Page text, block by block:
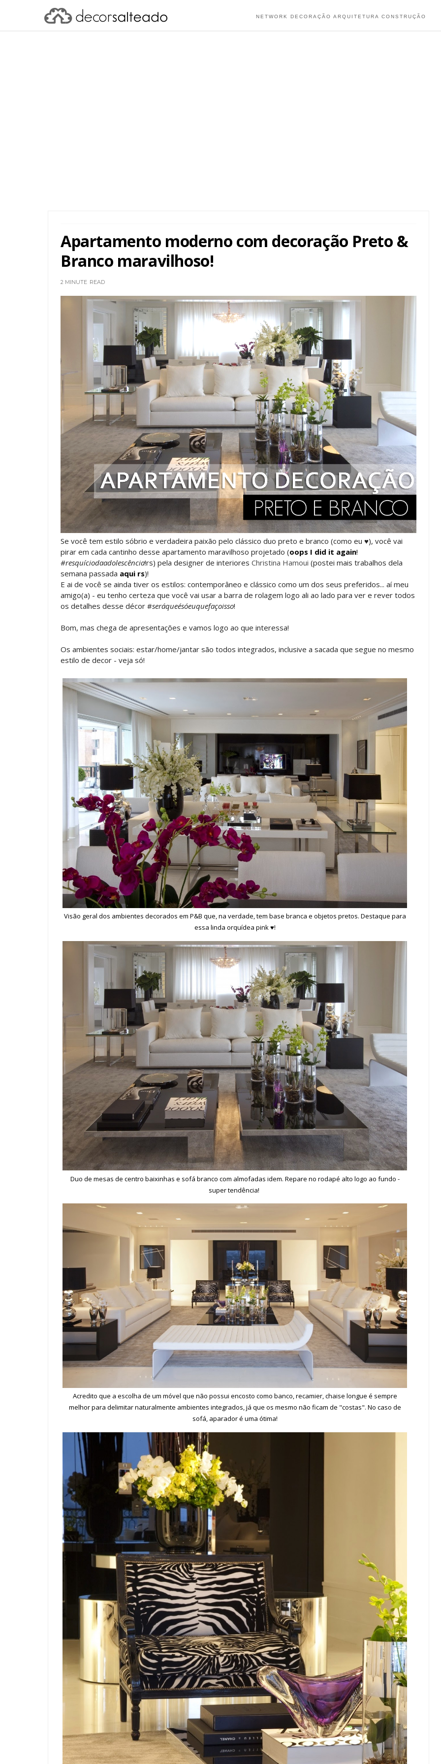
NETWORK DECORAÇÃO ARQUITETURA CONSTRUÇÃO
Apartamento moderno com decoração Preto &
Branco maravilhoso!
2 MINUTE READ
Se você tem estilo sóbrio e verdadeira paixão pelo clássico duo preto e branco (como eu ♥), você vai
pirar em cada cantinho desse apartamento maravilhoso projetado (oops I did it again!
#resquíciodaadolescência!rs) pela designer de interiores Christina Hamoui (postei mais trabalhos dela
semana passada aqui rs)!
E ai de você se ainda tiver os estilos: contemporâneo e clássico como um dos seus preferidos... aí meu
amigo(a) - eu tenho certeza que você vai usar a barra de rolagem logo ali ao lado para ver e rever todos
os detalhes desse décor #seráqueésóeuquefaçoisso!
Bom, mas chega de apresentações e vamos logo ao que interessa!
Os ambientes sociais: estar/home/jantar são todos integrados, inclusive a sacada que segue no mesmo
estilo de decor - veja só!
Visão geral dos ambientes decorados em P&B que, na verdade, tem base branca e objetos pretos. Destaque para
essa linda orquídea pink ♥!
Duo de mesas de centro baixinhas e sofá branco com almofadas idem. Repare no rodapé alto logo ao fundo -
super tendência!
Acredito que a escolha de um móvel que não possui encosto como banco, recamier, chaise longue é sempre
melhor para delimitar naturalmente ambientes integrados, já que os mesmo não ficam de "costas". No caso de
sofá, aparador é uma ótima!